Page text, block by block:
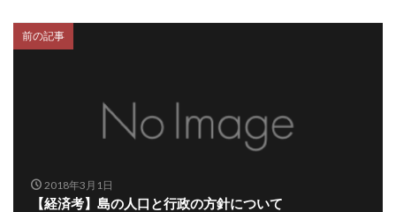
前の記事
2018年3月1日
【経済考】島の人口と行政の方針について